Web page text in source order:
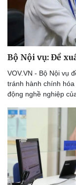
Bộ Nội vụ: Đề
VOV.VN - Bộ Nội vụ
tránh hành chính
động nghề nghiệp